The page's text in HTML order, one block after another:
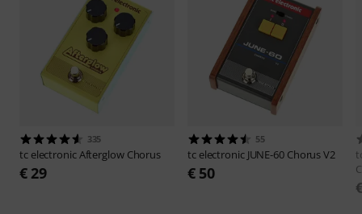
335
tc electronicAfterglow Chorus
€ 29
55
tc electronic JUNE-60 Chorus V2
€ 50